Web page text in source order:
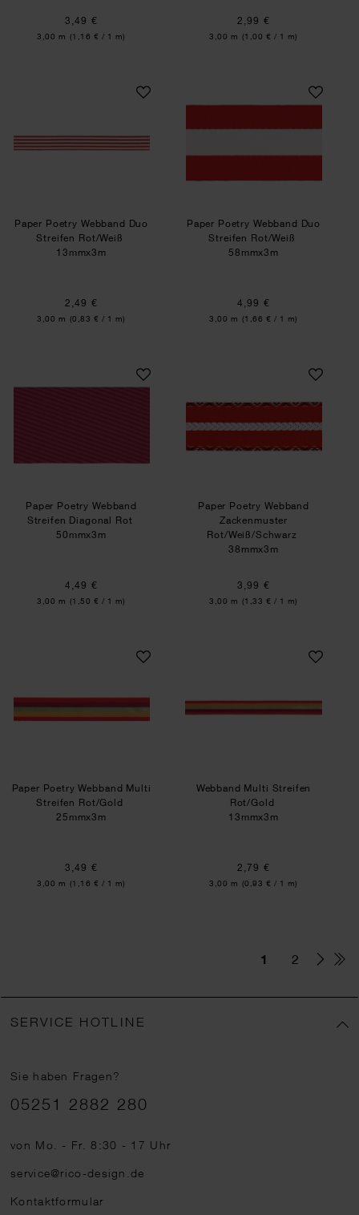
3,49 €
Inhalt:
3,00 m (1,16 € / 1 m)
2,99 €
Inhalt:
3,00 m (1,00 € / 1 m)
Paper Poetry Webband Duo Streifen Rot/Weiß
Paper Poetry Webband Duo
Streifen Rot/Weiß
13mmx3m
2,49 €
Inhalt:
3,00 m (0,83 € / 1 m)
Paper Poetry
Paper Poetry Webband Duo
Streifen Rot/Weiß
58mmx3m
4,99 €
Inhalt:
3,00 m (1,66 € / 1 m)
Paper Poetry Webband Streifen Diagonal Rot
Paper Poetry Webband
Streifen Diagonal Rot
50mmx3m
4,49 €
Inhalt:
3,00 m (1,50 € / 1 m)
Paper Poetry
Paper Poetry Webband
Zackenmuster
Rot/Weiß/Schwarz
38mmx3m
3,99 €
Inhalt:
3,00 m (1,33 € / 1 m)
Paper Poetry Webband Multi Streifen Rot/Gold
Paper Poetry Webband Multi
Streifen Rot/Gold
25mmx3m
3,49 €
Inhalt:
3,00 m (1,16 € / 1 m)
Webband Multi
Webband Multi Streifen
Rot/Gold
13mmx3m
2,79 €
Inhalt:
3,00 m (0,93 € / 1 m)
1 2
SERVICE HOTLINE
Sie haben Fragen?
Telefonnummer
05251 2882 280
von Mo. - Fr. 8:30 - 17 Uhr
service@rico-design.de
Kontaktformular